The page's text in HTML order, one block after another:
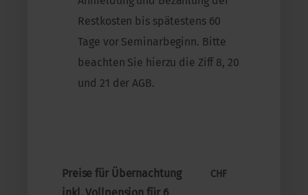
Restkosten bis spätestens 60
Tage vor Seminarbeginn. Bitte
beachten Sie hierzu die Ziff 8, 20
und 21 der AGB.
Preise für Übernachtung
CHF